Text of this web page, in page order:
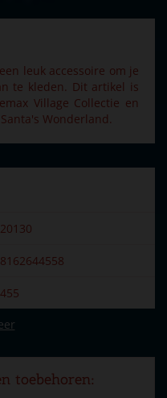
leuk accessoire om je
te kleden. Dit artikel is
Village Collectie en
Wonderland.
Wonderland
C
toebehoren: